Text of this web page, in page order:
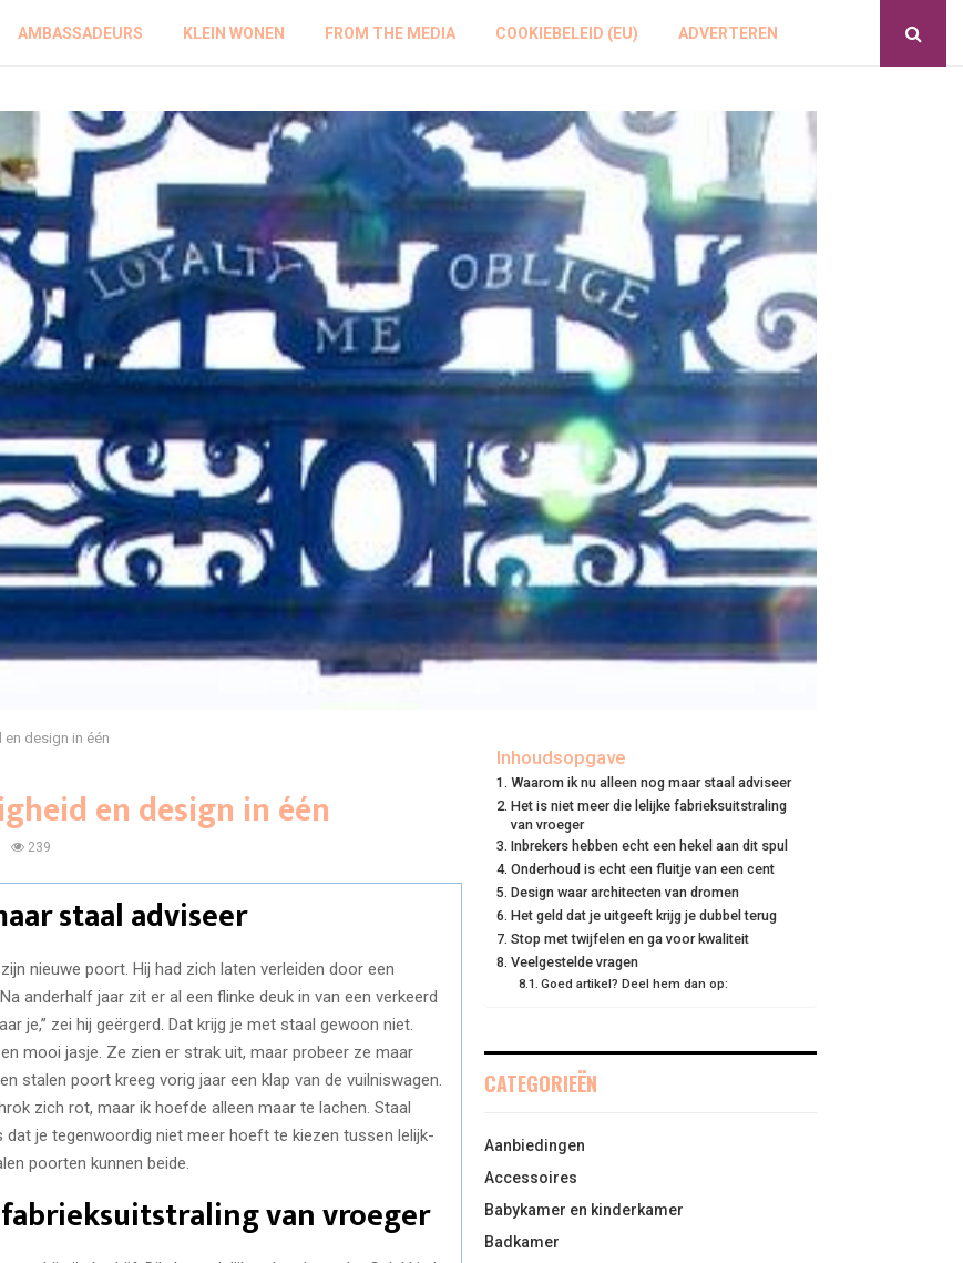
AMBASSADEURS KLEIN WONEN FROM THE MEDIA COOKIEBELEID (EU) ADVERTEREN
design in één
en design in één
239
staal adviseer
nieuwe poort. Hij had zich laten verleiden door een
anderhalf jaar zit er al een flinke deuk in van een verkeerd
je,” zei hij geërgerd. Dat krijg je met staal gewoon niet.
mooi jasje. Ze zien er strak uit, maar probeer ze maar
stalen poort kreeg vorig jaar een klap van de vuilniswagen.
zich rot, maar ik hoefde alleen maar te lachen. Staal
je tegenwoordig niet meer hoeft te kiezen tussen lelijk-
poorten kunnen beide.
van vroeger
Inhoudsopgave
Waarom ik nu alleen nog maar staal adviseer
Het is niet meer die lelijke fabrieksuitstraling
van vroeger
Inbrekers hebben echt een hekel aan dit spul
Onderhoud is echt een fluitje van een cent
Design waar architecten van dromen
Het geld dat je uitgeeft krijg je dubbel terug
Stop met twijfelen en ga voor kwaliteit
Veelgestelde vragen
Goed artikel? Deel hem dan op:
CATEGORIEËN
Aanbiedingen
Accessoires
Babykamer en kinderkamer
Badkamer